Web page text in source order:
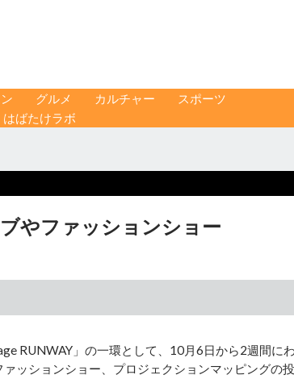
グルメ カルチャー
スポーツ
はばたけラボ
やファッションショー
RUNWAY」の一環として、10月6日から2週間に
ッションショー、プロジェクションマッピングの投